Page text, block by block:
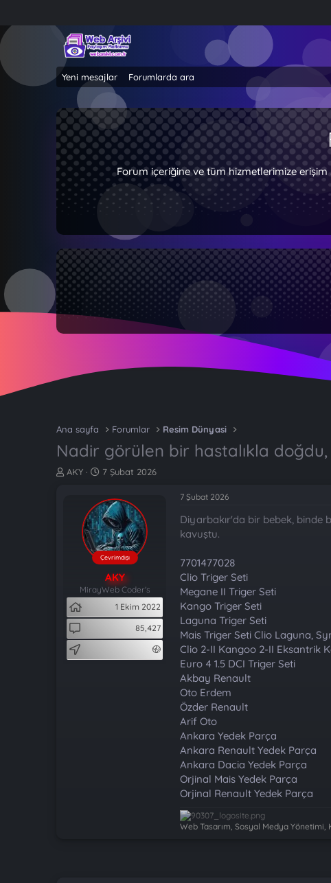
Yeni mesajlar Forumlarda ara
Forum içeriğine ve tüm hizmetlerimize
Ana sayfa Forumlar Resim Dünyasi
Nadir görülen bir hastalıkla doğdu,
K
a
t
a
n
AKY
B
l
a
n
g
ı
a
i
7 Şubat 2026
Çevrimdışı
AKY
MirayWeb Coder's
1 Ekim 2022
85,427
7 Şubat 2026
Diyarbakır'da bir bebek, binde
kavuştu.
7701477028
Clio Triger Seti
Megane II Triger Seti
Kango Triger Seti
Laguna Triger Seti
Mais Triger Seti Clio Laguna,
Clio 2-II Kangoo 2-II Eksantrik
Euro 4 1.5 DCI Triger Seti
Akbay Renault
Oto Erdem
Özder Renault
Arif Oto
Ankara Yedek Parça
Ankara Renault Yedek Parça
Ankara Dacia Yedek Parça
Orjinal Mais Yedek Parça
Orjinal Renault Yedek Parça
Web Tasarım, Sosyal Medya Yönetimi,